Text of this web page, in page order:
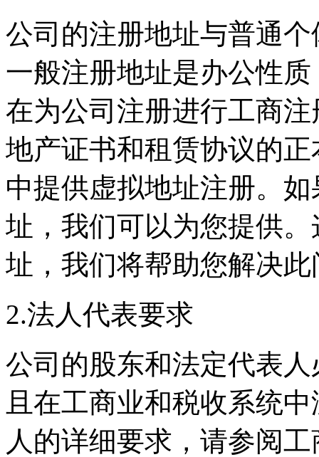
公司的注册地址与普通
一般注册地址是办公性
在为公司注册进行工商
地产证书和租赁协议的
中提供虚拟地址注册。
址，我们可以为您提供
址，我们将帮助您解决此
2.法人代表要求
公司的股东和法定代表
且在工商业和税收系统
人的详细要求，请参阅